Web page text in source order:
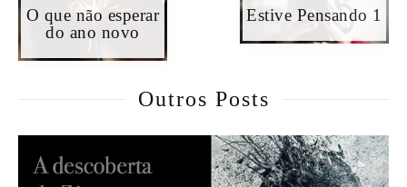
O que não esperar
do ano novo
Estive Pensando 1
Outros Posts